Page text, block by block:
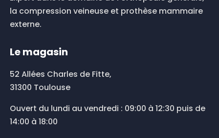
la compression veineuse et prothèse mammaire
externe.
Le magasin
52 Allées Charles de Fitte,
31300 Toulouse
Ouvert du lundi au vendredi : 09:00 à 12:30 puis de
14:00 à 18:00